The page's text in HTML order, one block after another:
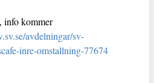
info kommer
avdelningar/sv-
inre-omstallning-77674